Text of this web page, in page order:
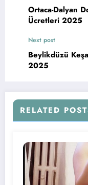
Ortaca-Dalyan
Ücretleri 2025
Next post
Beylikdüzü
2025
RELATED